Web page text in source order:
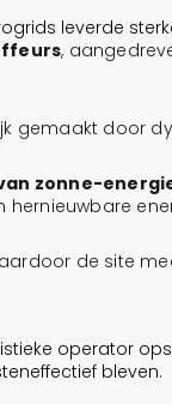
leverde
,
gemaakt door
zonne-
hernieuwbare
de site
operator
bleven.